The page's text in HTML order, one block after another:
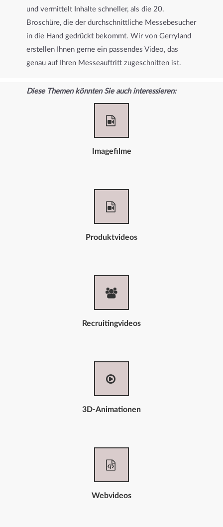
und vermittelt Inhalte schneller, als die 20.
Broschüre, die der durchschnittliche Messebesucher
in die Hand gedrückt bekommt. Wir von Gerryland
erstellen Ihnen gerne ein passendes Video, das
genau auf Ihren Messeauftritt zugeschnitten ist.
Diese Themen könnten Sie auch interessieren:
Imagefilme
Produktvideos
Recruitingvideos
3D-Animationen
Webvideos